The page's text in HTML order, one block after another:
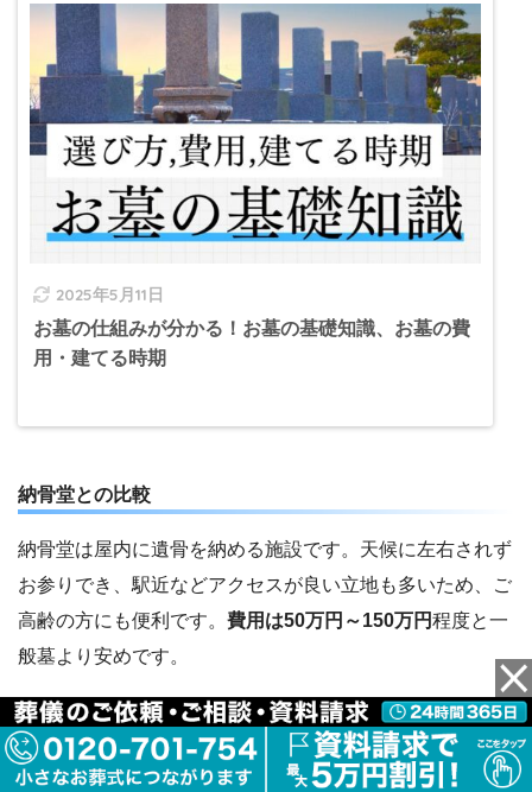
2025年5月11日
お墓の仕組みが分かる！お墓の基礎知識、お墓の費
用・建てる時期
納骨堂との比較
納骨堂は屋内に遺骨を納める施設です。天候に左右されず
お参りでき、駅近などアクセスが良い立地も多いため、ご
高齢の方にも便利です。 費用は50万円～150万円程度と一
般墓より安めです。
納骨堂は建物の中なので自然を感じることはできません
が、お参りのしやすさや管理の手軽さでは優れています。